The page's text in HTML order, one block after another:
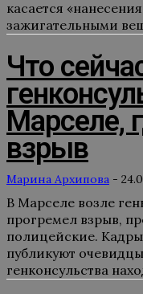
касается
зажигательными
Что
Марселе,
взрыв
Марина Архипова -
В Марселе возле
прогремел взрыв,
полицейские.
публикуют
генконсульства